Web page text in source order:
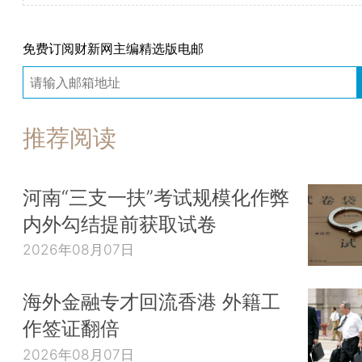
免费订阅财新网主编精选版电邮
推荐阅读
河南“三支一扶”考试规模化作弊
内外勾结提前获取试卷
2026年08月07日
海外金融专才回流香港 外籍工
作签证翻倍
2026年08月07日